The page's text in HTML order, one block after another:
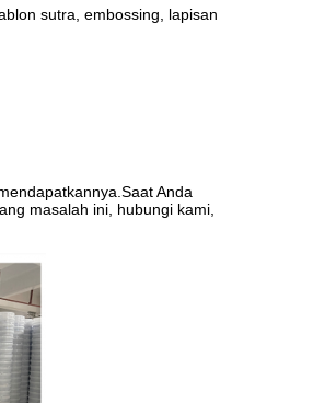
sutra, embossing, lapisan
Anda
masalah ini, hubungi kami,